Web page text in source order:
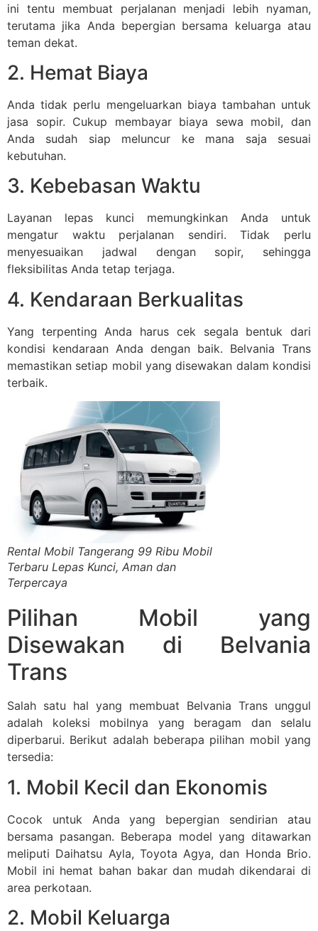
ini tentu membuat perjalanan menjadi lebih nyaman,
terutama jika Anda bepergian bersama keluarga atau
teman dekat.
2. Hemat Biaya
Anda tidak perlu mengeluarkan biaya tambahan untuk
jasa sopir. Cukup membayar biaya sewa mobil, dan
Anda sudah siap meluncur ke mana saja sesuai
kebutuhan.
3. Kebebasan Waktu
Layanan lepas kunci memungkinkan Anda untuk
mengatur waktu perjalanan sendiri. Tidak perlu
menyesuaikan jadwal dengan sopir, sehingga
fleksibilitas Anda tetap terjaga.
4. Kendaraan Berkualitas
Yang terpenting Anda harus cek segala bentuk dari
kondisi kendaraan Anda dengan baik. Belvania Trans
memastikan setiap mobil yang disewakan dalam kondisi
terbaik.
Rental Mobil Tangerang 99 Ribu Mobil
Terbaru Lepas Kunci, Aman dan
Terpercaya
Pilihan Mobil yang
Disewakan di Belvania
Trans
Salah satu hal yang membuat Belvania Trans unggul
adalah koleksi mobilnya yang beragam dan selalu
diperbarui. Berikut adalah beberapa pilihan mobil yang
tersedia:
1. Mobil Kecil dan Ekonomis
Cocok untuk Anda yang bepergian sendirian atau
bersama pasangan. Beberapa model yang ditawarkan
meliputi Daihatsu Ayla, Toyota Agya, dan Honda Brio.
Mobil ini hemat bahan bakar dan mudah dikendarai di
area perkotaan.
2. Mobil Keluarga